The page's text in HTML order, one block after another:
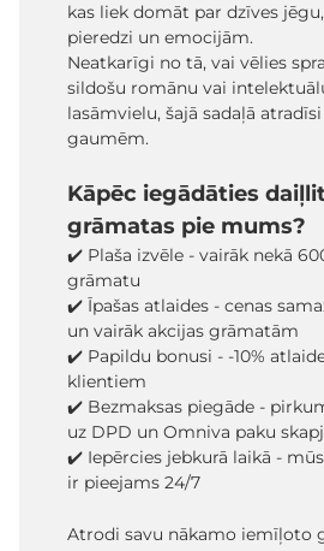
kas liek domāt par dzīves
pieredzi un emocijām.
Neatkarīgi no tā, vai vēlies
sildošu romānu vai
lasāmvielu, šajā sadaļā
gaumēm.
Kāpēc iegādāties
grāmatas pie mums?
✔️ Plaša izvēle - vairāk nekā
grāmatu
✔️ Īpašas atlaides - cenas
un vairāk akcijas grāmatām
✔️ Papildu bonusi - -10%
klientiem
✔️ Bezmaksas piegāde -
uz DPD un Omniva paku
✔️ Iepērcies jebkurā laikā -
ir pieejams 24/7
Atrodi savu nākamo iemīļoto